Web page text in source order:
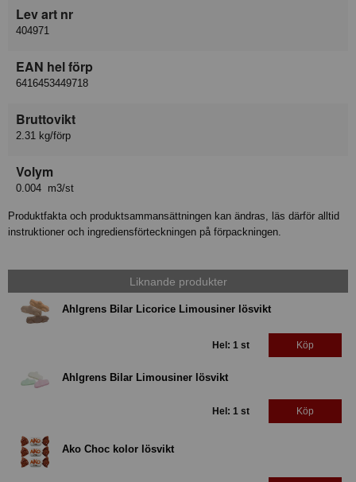
Lev art nr
404971
EAN hel förp
6416453449718
Bruttovikt
2.31 kg/förp
Volym
0.004 m3/st
Produktfakta och produktsammansättningen kan ändras, läs därför alltid
instruktioner och ingrediensförteckningen på förpackningen.
Liknande produkter
Ahlgrens Bilar Licorice Limousiner lösvikt
Hel: 1 st Köp
Ahlgrens Bilar Limousiner lösvikt
Hel: 1 st Köp
Ako Choc kolor lösvikt